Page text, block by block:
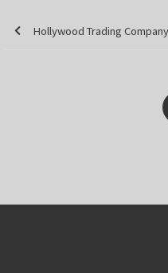
Hollywood Trading Company